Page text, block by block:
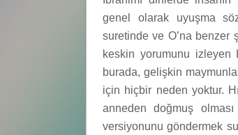
genel olarak uyuşma
suretinde ve O’na benzer
keskin yorumunu izleyen
burada, gelişkin
için hiçbir neden yoktur.
anneden doğmuş
versiyonunu göndermek